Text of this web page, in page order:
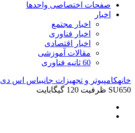
صفحات اختصاصی واحدها
اخبار
اخبار مجتمع
اخبار فناوری
اخبار اقتصادی
مقالات آموزشی
60 ثانیه فناوری
خانهکامپیوتر و تجهیزات جانبیاس اس دی
SU650 ظرفیت 120 گیگابایت